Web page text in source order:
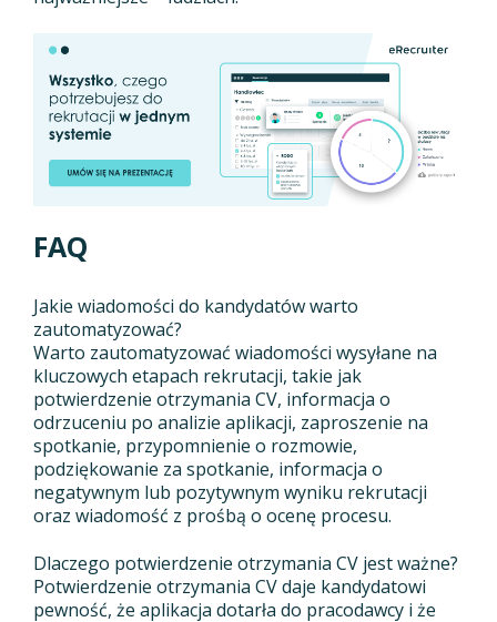
FAQ
Jakie wiadomości do kandydatów warto
zautomatyzować?
Warto zautomatyzować wiadomości wysyłane na
kluczowych etapach rekrutacji, takie jak
potwierdzenie otrzymania CV, informacja o
odrzuceniu po analizie aplikacji, zaproszenie na
spotkanie, przypomnienie o rozmowie,
podziękowanie za spotkanie, informacja o
negatywnym lub pozytywnym wyniku rekrutacji
oraz wiadomość z prośbą o ocenę procesu.
Dlaczego potwierdzenie otrzymania CV jest ważne?
Potwierdzenie otrzymania CV daje kandydatowi
pewność, że aplikacja dotarła do pracodawcy i że